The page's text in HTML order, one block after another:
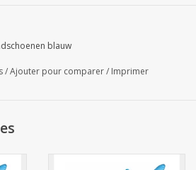
blauw
/Ajouter pour comparer/ Imprimer